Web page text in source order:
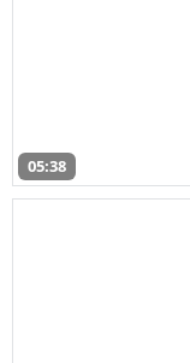
05:38